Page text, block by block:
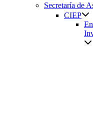
Secretaría de
CIEP